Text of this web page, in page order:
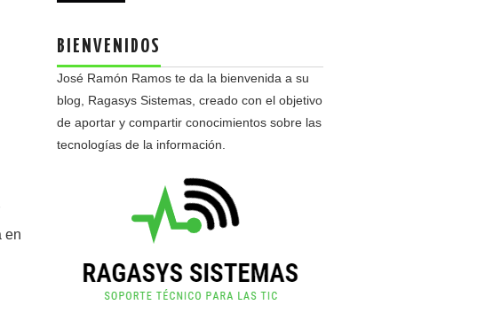
en
BIENVENIDOS
José Ramón Ramos te da la bienvenida a su
blog, Ragasys Sistemas, creado con el objetivo
de aportar y compartir conocimientos sobre las
tecnologías de la información.